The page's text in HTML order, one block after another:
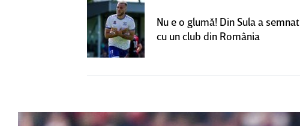
Nu e o glumă! Din Sula a semnat
cu un club din România